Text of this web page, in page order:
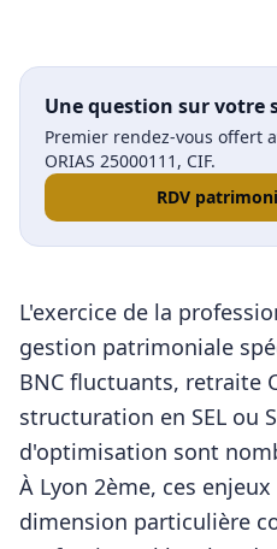
Une question sur votre
Premier rendez-vous offert
ORIAS 25000111, CIF.
RDV
L'exercice de la
gestion patrimoniale
BNC fluctuants, retraite
structuration en SEL ou
d'optimisation sont
À Lyon 2ème, ces
dimension particulière